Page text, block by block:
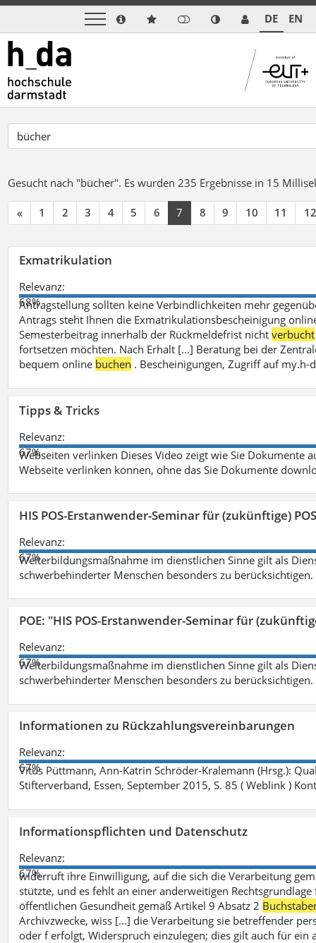
DE EN
Gesucht nach "bücher". Es wurden 235 Ergebnisse in 15
« 1 2 3 4 5 6 7 8 9 10 11 12
Exmatrikulation
Relevanz:
68%
Antragstellung sollten keine Verbindlichkeiten mehr
Antrags steht Ihnen die Exmatrikulationsbescheinigung
Semesterbeitrag innerhalb der Rückmeldefrist nichtverbucht
fortsetzen möchten. Nach Erhalt [...] Beratung bei der
bequem online buchen . Bescheinigungen, Zugriff auf
Tipps & Tricks
Relevanz:
67%
Webseiten verlinken Dieses Video zeigt wie Sie Dokumente
Webseite verlinken können, ohne das Sie Dokumente
HIS POS-Erstanwender-Seminar für (zukünftige)
Relevanz:
67%
Weiterbildungsmaßnahme im dienstlichen Sinne gilt als
schwerbehinderter Menschen besonders zu berücksichtigen.
POE: "HIS POS-Erstanwender-Seminar für
Relevanz:
67%
Weiterbildungsmaßnahme im dienstlichen Sinne gilt als
schwerbehinderter Menschen besonders zu berücksichtigen.
Informationen zu Rückzahlungsvereinbarungen
Relevanz:
67%
Vitus Püttmann, Ann-Katrin Schröder-Kralemann (Hrsg.):
Stifterverband, Essen, September 2015, S. 85 ( Weblink )
Informationspflichten und Datenschutz
Relevanz:
67%
widerruft ihre Einwilligung, auf die sich die Verarbeitung
stützte, und es fehlt an einer anderweitigen
öffentlichen Gesundheit gemäß Artikel 9 Absatz 2
Archivzwecke, wiss [...] die Verarbeitung sie betreffender
oder f erfolgt, Widerspruch einzulegen; dies gilt auch für ein